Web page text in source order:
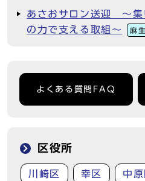
あさおサロン送迎 ～集
の力で支える取組～
麻
よくある質問FAQ
区役所
川崎区 幸区 中原